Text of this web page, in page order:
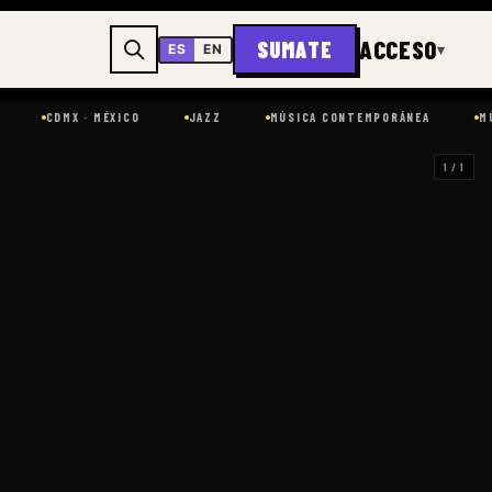
ES EN SUMATE ACCESO▾
· MÉXICO JAZZ MÚSICA CONTEMPORÁNEA MÚSICA Y
1 / 1